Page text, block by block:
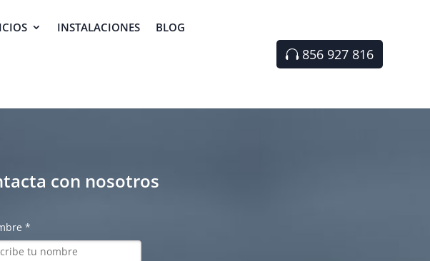
INSTALACIONES BLOG
856 927 816
con nosotros